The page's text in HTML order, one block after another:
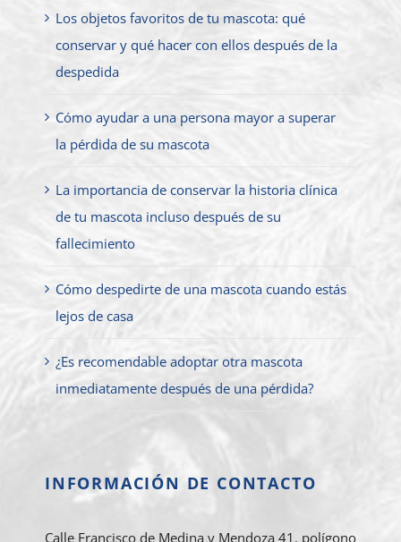
Los objetos favoritos de tu mascota: qué
conservar y qué hacer con ellos después de la
despedida
Cómo ayudar a una persona mayor a superar
la pérdida de su mascota
La importancia de conservar la historia clínica
de tu mascota incluso después de su
fallecimiento
Cómo despedirte de una mascota cuando estás
lejos de casa
¿Es recomendable adoptar otra mascota
inmediatamente después de una pérdida?
INFORMACIÓN DE CONTACTO
Calle Francisco de Medina y Mendoza 41, polígono